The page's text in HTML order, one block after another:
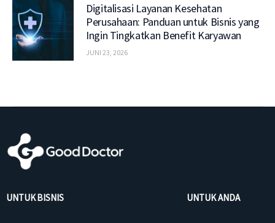
Digitalisasi Layanan Kesehatan
Perusahaan: Panduan untuk Bisnis yang
Ingin Tingkatkan Benefit Karyawan
JUNI 23, 2026
UNTUK BISNIS UNTUK ANDA